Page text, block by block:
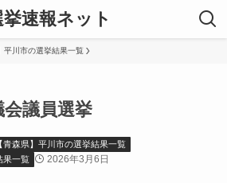
挙速報ネット
平川市の選挙結果一覧
議員選挙
【青森県】平川市の選挙結果一覧
果一覧
2026年3月6日